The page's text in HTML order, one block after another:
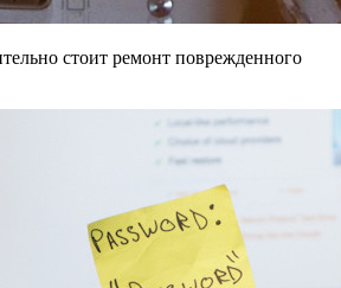
стоит ремонт поврежденного